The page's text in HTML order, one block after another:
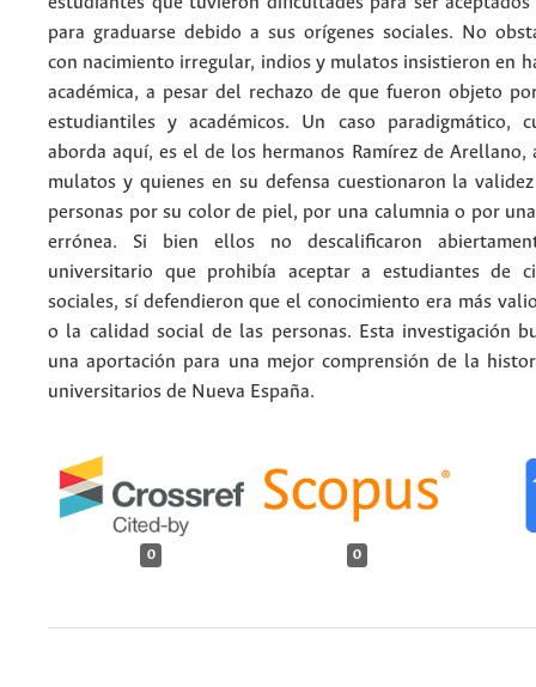
para graduarse debido a sus orígenes sociales. No
con nacimiento irregular, indios y mulatos insistieron en
académica, a pesar del rechazo de que fueron objeto
estudiantiles y académicos. Un caso paradigmático,
aborda aquí, es el de los hermanos Ramírez de Arellano,
mulatos y quienes en su defensa cuestionaron la
personas por su color de piel, por una calumnia o por
errónea. Si bien ellos no descalificaron
universitario que prohibía aceptar a estudiantes de
sociales, sí defendieron que el conocimiento era más
o la calidad social de las personas. Esta investigación
una aportación para una mejor comprensión de la
universitarios de Nueva España.
0 0